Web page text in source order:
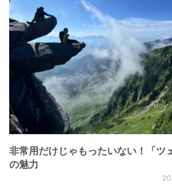
非常用だけじゃもったいない！「ツ
の魅力